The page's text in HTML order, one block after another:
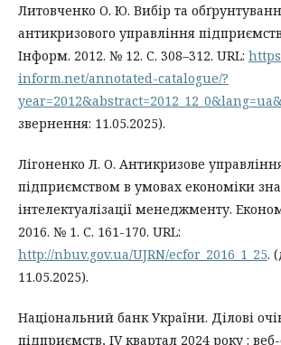
Литовченко О. Ю. Вибір та
антикризового управління
Інформ. 2012. № 12. C. 308–312. URL:
inform.net/annotated-catalogue/?
звернення: 11.05.2025).
Лігоненко Л. О. Антикризове
підприємством в умовах економіки
інтелектуалізації менеджменту.
2016. № 1. С. 161-170. URL:
http://nbuv.gov.ua/UJRN/ecfor_2016_1_25.
11.05.2025).
Національний банк України. Ділові
підприємств, IV квартал 2024 року : веб-